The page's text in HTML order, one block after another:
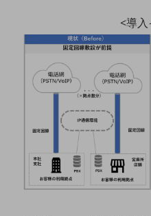
業務支援・マーケティング
課題・ニーズで探す
課題・ニーズで探すTOP
コミュニケーション・情報共有
マーケティング
<導